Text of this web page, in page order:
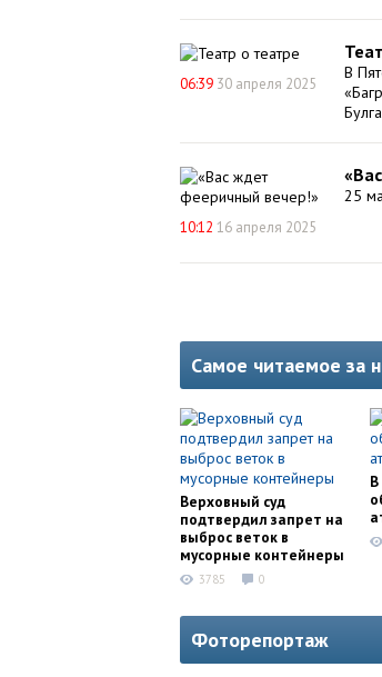
06:39 30 апреля 2025
В
10:12 16 апреля 2025
25
Самое читаемое за
Верховный суд
подтвердил запрет на
выброс веток в
мусорные контейнеры
3785 0
Фоторепортаж